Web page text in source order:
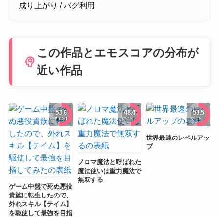
成り上がり / バグ利用
psychology
この作品とエモスコアの分布が
近い作品
53.6
ポイント
ゲーム中盤で死ぬ悪役
貴族に転生したので、
外れスキル【テイム】
を駆使して最強を目指
48.4
ポイント
ノロマ魔法と呼ばれた
魔法使いは重力魔法で
無双する
53.5
ポイント
世界最速のレベルアッ
プ